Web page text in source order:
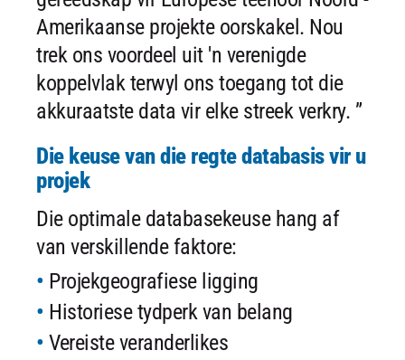
Amerikaanse projekte oorskakel. Nou
trek ons ​​voordeel uit 'n verenigde
koppelvlak terwyl ons toegang tot die
akkuraatste data vir elke streek verkry. ”
Die keuse van die regte databasis vir u
projek
Die optimale databasekeuse hang af
van verskillende faktore:
Projekgeografiese ligging
Historiese tydperk van belang
Vereiste veranderlikes